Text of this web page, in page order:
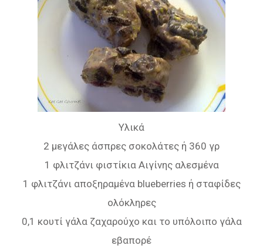
Υλικά
2 μεγάλες άσπρες σοκολάτες ή 360 γρ
1 φλιτζάνι φιστίκια Αιγίνης αλεσμένα
1 φλιτζάνι αποξηραμένα blueberries ή σταφίδες
ολόκληρες
0,1 κουτί γάλα ζαχαρούχο και το υπόλοιπο γάλα
εβαπορέ